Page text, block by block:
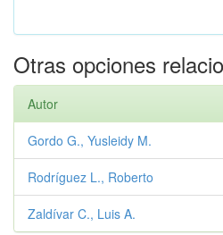
Otras opciones
Autor
Gordo G., Yusleidy M.
Rodríguez L., Roberto
Zaldívar C., Luis A.